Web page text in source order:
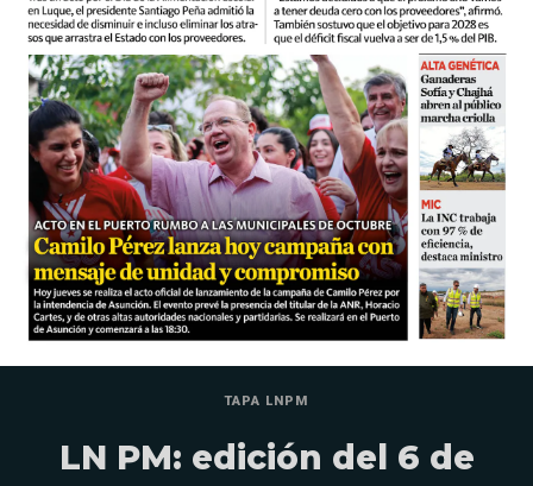
TAPA LNPM
LN PM: edición del 6 de